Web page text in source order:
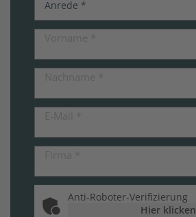
Anti-Roboter-Verifizierung
Hier klicken